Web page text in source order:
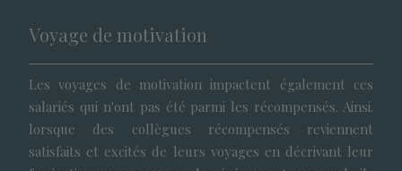
Voyage de motivation
Les voyages de motivation impactent également ces
salariés qui n'ont pas été parmi les récompensés. Ainsi.
lorsque des collègues récompensés reviennent
satisfaits et excités de leurs voyages en décrivant leur